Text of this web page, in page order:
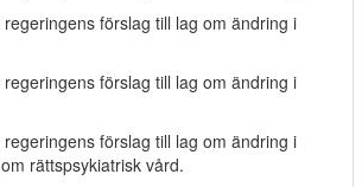
förslag till lag om ändring i
förslag till lag om ändring i
förslag till lag om ändring i
rättspsykiatrisk vård.